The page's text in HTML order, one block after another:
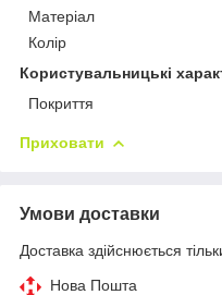
Матеріал
Колір
Користувальницькі
Покриття
Приховати
Умови доставки
Доставка здійснюється
Нова Пошта